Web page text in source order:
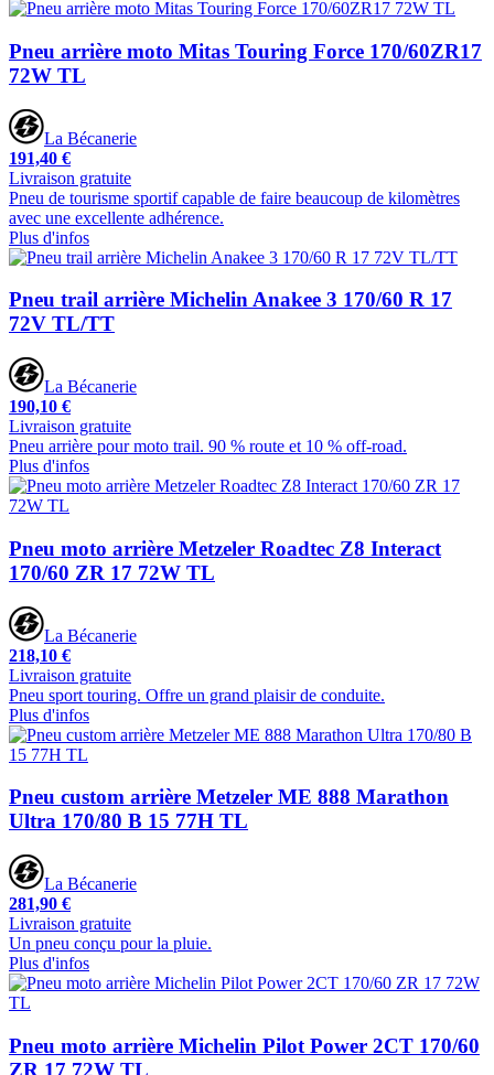
Pneu arrière moto Mitas Touring Force 170/60ZR17
72W TL
La Bécanerie
191,40 €
Livraison gratuite
Pneu de tourisme sportif capable de faire beaucoup de kilomètres
avec une excellente adhérence.
Plus d'infos
Pneu trail arrière Michelin Anakee 3 170/60 R 17
72V TL/TT
La Bécanerie
190,10 €
Livraison gratuite
Pneu arrière pour moto trail. 90 % route et 10 % off-road.
Plus d'infos
Pneu moto arrière Metzeler Roadtec Z8 Interact
170/60 ZR 17 72W TL
La Bécanerie
218,10 €
Livraison gratuite
Pneu sport touring. Offre un grand plaisir de conduite.
Plus d'infos
Pneu custom arrière Metzeler ME 888 Marathon
Ultra 170/80 B 15 77H TL
La Bécanerie
281,90 €
Livraison gratuite
Un pneu conçu pour la pluie.
Plus d'infos
Pneu moto arrière Michelin Pilot Power 2CT 170/60
ZR 17 72W TL